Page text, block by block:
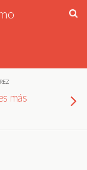
más